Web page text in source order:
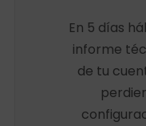
En 5 días
informe
de tu